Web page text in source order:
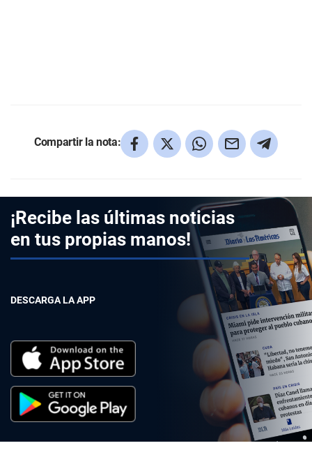
Compartir la nota:
¡Recibe las últimas noticias
en tus propias manos!
DESCARGA LA APP